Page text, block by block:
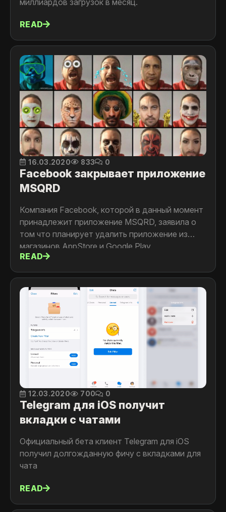
READ
16.03.2020 833 0
Facebook закрывает приложение
MSQRD
Компания Facebook, которой в данный момент
принадлежит приложение MSQRD, заявила о
том что планирует удалить приложение из
магазинов AppStore и Google Play
READ
12.03.2020 700 0
Telegram для iOS получит
вкладки с чатами
Официальный бета клиент Telegram для iOS
получил долгожданную фичу с вкладками для
чата
READ